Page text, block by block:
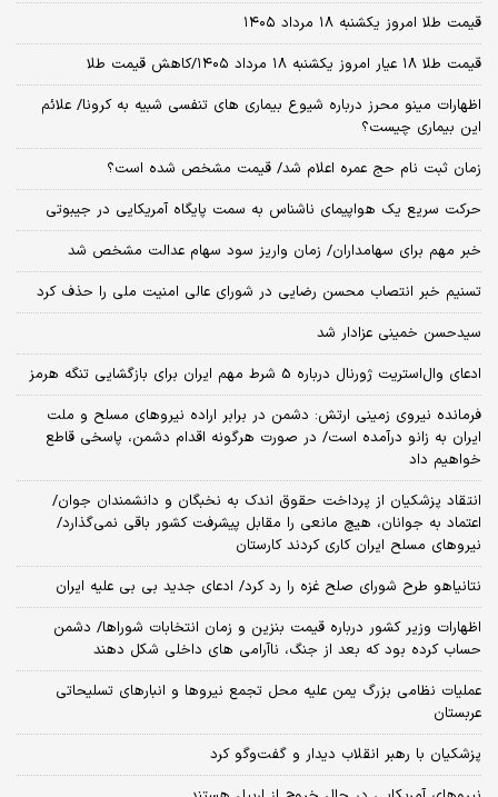
قیمت طلا امروز یکشنبه ۱۸ مرداد ۱۴۰۵
قیمت طلا ۱۸ عیار امروز یکشنبه ۱۸ مرداد ۱۴۰۵/کاهش قیمت طلا
اظهارات مینو محرز درباره شیوع بیماری‌ های تنفسی شبیه به کرونا/ علائم
این بیماری چیست؟
زمان ثبت‌ نام حج عمره اعلام شد/ قیمت مشخص شده است؟
حرکت سریع یک هواپیمای ناشناس به سمت پایگاه آمریکایی در جیبوتی
خبر مهم برای سهامداران/ زمان واریز سود سهام عدالت مشخص شد
تسنیم خبر انتصاب محسن رضایی در شورای عالی امنیت ملی را حذف کرد
سیدحسن خمینی عزادار شد
ادعای وال‌استریت ژورنال درباره 5 شرط مهم ایران برای بازگشایی تنگه هرمز
فرمانده نیروی زمینی ارتش: دشمن در برابر اراده نیروهای مسلح و ملت
ایران به زانو درآمده است/ در صورت هرگونه اقدام دشمن، پاسخی قاطع
خواهیم داد
انتقاد پزشکیان از پرداخت حقوق اندک به نخبگان و دانشمندان جوان/
اعتماد به جوانان، هیچ مانعی را مقابل پیشرفت کشور باقی نمی‌گذارد/
نیروهای مسلح ایران کاری کردند کارستان
نتانیاهو طرح شورای صلح غزه را رد کرد/ ادعای جدید بی بی علیه ایران
اظهارات وزیر کشور درباره قیمت بنزین و زمان انتخابات شوراها/ دشمن
حساب کرده بود که بعد از جنگ، ناآرامی‌ های داخلی شکل دهند
عملیات نظامی بزرگ یمن علیه محل تجمع نیروها و انبارهای تسلیحاتی
عربستان
پزشکیان با رهبر انقلاب دیدار و گفت‌وگو کرد